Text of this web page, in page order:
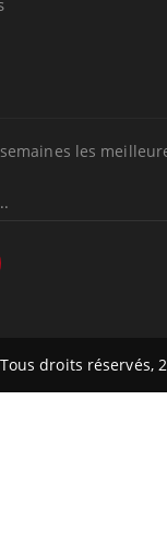
les
Tous droits réservés,